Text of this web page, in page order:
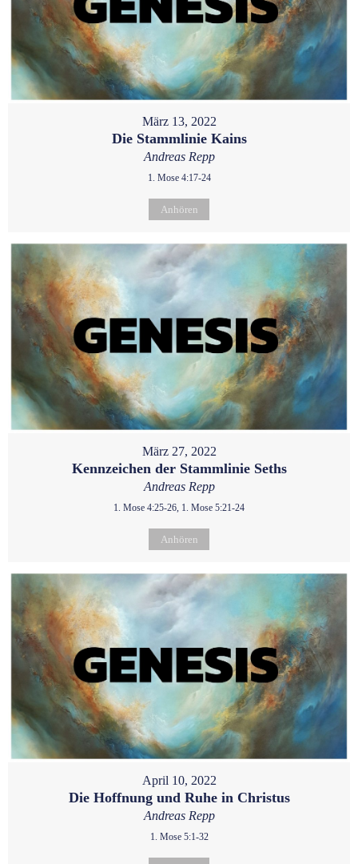
März 13, 2022
Die Stammlinie Kains
Andreas Repp
1. Mose 4:17-24
Anhören
März 27, 2022
Kennzeichen der Stammlinie Seths
Andreas Repp
1. Mose 4:25-26, 1. Mose 5:21-24
Anhören
April 10, 2022
Die Hoffnung und Ruhe in Christus
Andreas Repp
1. Mose 5:1-32